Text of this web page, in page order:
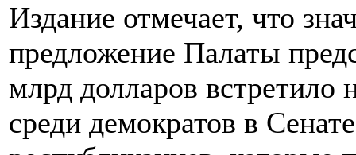
Издание отмечает, что
предложение Палаты
млрд долларов встретило
среди демократов в